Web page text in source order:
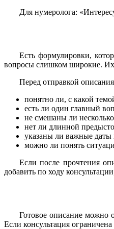
Для нумеролога:
Есть формулировки,
вопросы слишком широкие. Их
Перед отправкой
понятно ли, с какой
есть ли один главный
не смешаны ли
нет ли длинной
указаны ли важные
можно ли понять
Если после прочтения
добавить по ходу
Готовое описание можно
Если консультация